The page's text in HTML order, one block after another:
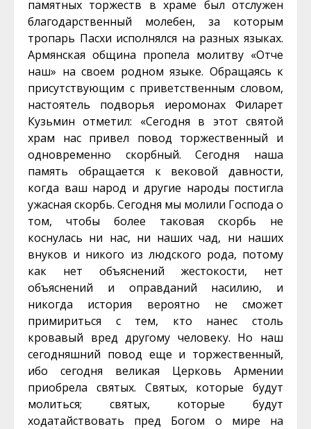
памятных торжеств в храме был отслужен
благодарственный молебен, за которым
тропарь Пасхи исполнялся на разных языках.
Армянская община пропела молитву «Отче
наш» на своем родном языке. Обращаясь к
присутствующим с приветственным словом,
настоятель подворья иеромонах Филарет
Кузьмин отметил: «Сегодня в этот святой
храм нас привел повод торжественный и
одновременно скорбный. Сегодня наша
память обращается к вековой давности,
когда ваш народ и другие народы постигла
ужасная скорбь. Сегодня мы молили Господа о
том, чтобы более таковая скорбь не
коснулась ни нас, ни наших чад, ни наших
внуков и никого из людского рода, потому
как нет объяснений жестокости, нет
объяснений и оправданий насилию, и
никогда история вероятно не сможет
примириться с тем, кто нанес столь
кровавый вред другому человеку. Но наш
сегодняшний повод еще и торжественный,
ибо сегодня великая Церковь Армении
приобрела святых. Святых, которые будут
молиться; святых, которые будут
ходатайствовать пред Богом о мире на